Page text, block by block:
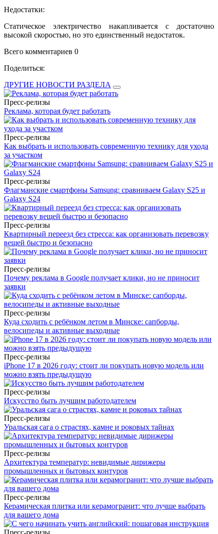
Недостатки:
Статическое электричество накапливается с достаточно
высокой скоростью, но это единственный недостаток.
Всего комментариев 0
Поделиться:
ДРУГИЕ НОВОСТИ РАЗДЕЛА
Пресс-релизы
Реклама, которая будет работать
Пресс-релизы
Как выбрать и использовать современную технику для ухода
за участком
Пресс-релизы
Флагманские смартфоны Samsung: сравниваем Galaxy S25 и
Galaxy S24
Пресс-релизы
Квартирный переезд без стресса: как организовать перевозку
вещей быстро и безопасно
Пресс-релизы
Почему реклама в Google получает клики, но не приносит
заявки
Пресс-релизы
Куда сходить с ребёнком летом в Минске: сапборды,
велосипеды и активные выходные
Пресс-релизы
iPhone 17 в 2026 году: стоит ли покупать новую модель или
можно взять предыдущую
Пресс-релизы
Искусство быть лучшим работодателем
Пресс-релизы
Уральская сага о страстях, камне и роковых тайнах
Пресс-релизы
Архитектура температур: невидимые дирижеры
промышленных и бытовых контуров
Пресс-релизы
Керамическая плитка или керамогранит: что лучше выбрать
для вашего дома
Пресс-релизы